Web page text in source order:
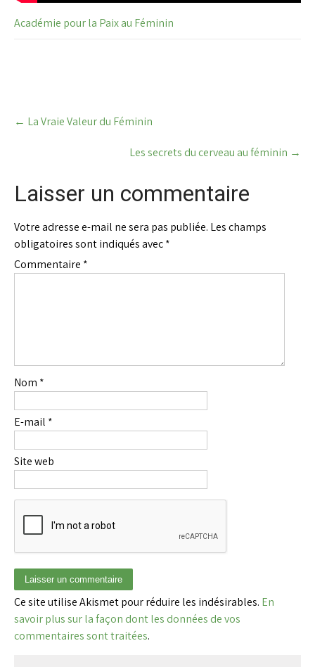
Académie pour la Paix au Féminin
Post
← La Vraie Valeur du Féminin
Les secrets du cerveau au féminin →
Laisser un commentaire
Votre adresse e-mail ne sera pas publiée. Les champs
obligatoires sont indiqués avec*
Commentaire *
Nom *
E-mail *
Site web
Ce site utilise Akismet pour réduire les indésirables. En
savoir plus sur la façon dont les données de vos
commentaires sont traitées.